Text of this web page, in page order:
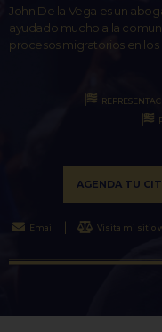
John De la Vega es un
ayudado mucho a la
procesos migratorios en los
AGENDA TU
Email Visita mi sitio